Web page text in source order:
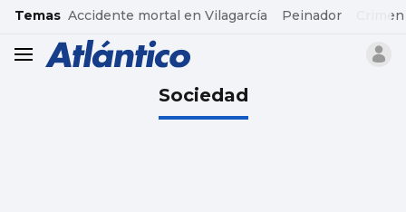
common.go-to-content
Temas Accidente mortal en Vilagarcía Peinador
header.menu.open
Sociedad